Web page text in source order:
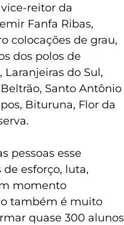
reitor da
Fanfa Ribas,
colocações de grau,
dos polos de
do Sul,
Santo Antônio
Bituruna, Flor da
pessoas esse
esforço, luta,
momento
também é muito
quase 300 alunos